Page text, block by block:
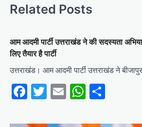
Related Posts
आम आदमी पार्टी उत्तराखंड ने की सदस्यता
लिए तैयार है पार्टी
उत्तराखंड। आम आदमी पार्टी उत्तराखंड ने
Facebook
Twitter
EmailWhatsApp